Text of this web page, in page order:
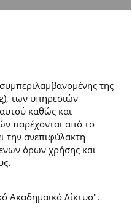
της
των υπηρεσιών
καθώς και
παρέχονται από το
την ανεπιφύλακτη
όρων χρήσης και
Ακαδημαικό Δίκτυο".